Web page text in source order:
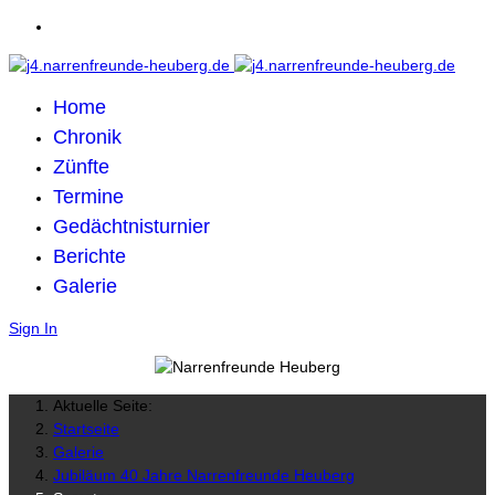
Home
Chronik
Zünfte
Termine
Gedächtnisturnier
Berichte
Galerie
Sign In
Aktuelle Seite:
Startseite
Galerie
Jubiläum 40 Jahre Narrenfreunde Heuberg